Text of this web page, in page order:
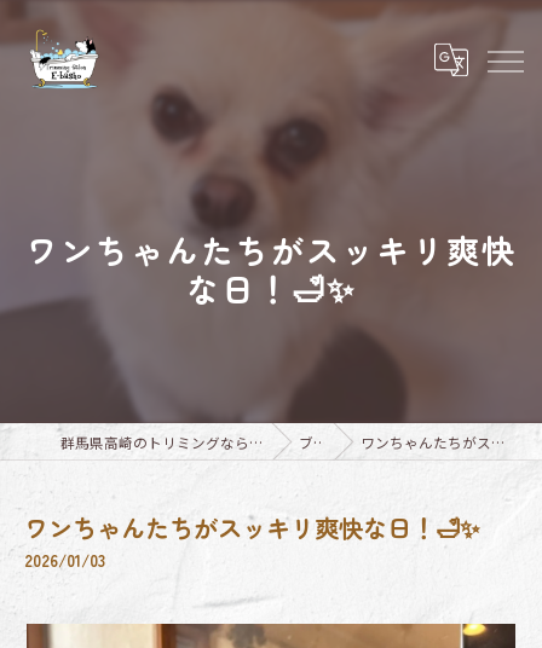
ワンちゃんたちがスッキリ爽快
な日！🛁✨
群馬県高崎のトリミングならTrimming Salon E-basho ブログ ワンちゃんたちがスッキリ爽快な日！🛁✨
ワンちゃんたちがスッキリ爽快な日！🛁✨
2026/01/03